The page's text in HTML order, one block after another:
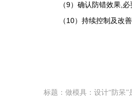
（9）确认防错效果,必
（10）持续控制及改善
标题：做模具：设计“防呆”